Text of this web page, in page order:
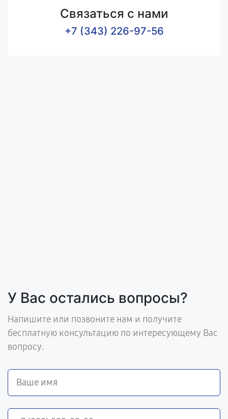
Связаться с нами
+7 (343) 226-97-56
У Вас остались вопросы?
Напишите или позвоните нам и получите
бесплатную консультацию по интересующему Вас
вопросу.